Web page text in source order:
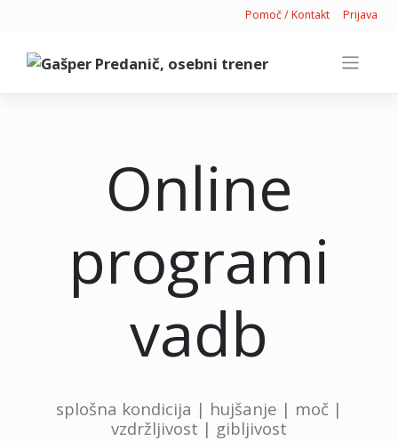
Pomoč / Kontakt Prijava
Online
programi
vadb
splošna kondicija | hujšanje | moč |
vzdržljivost | gibljivost